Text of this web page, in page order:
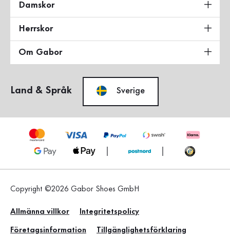
Damskor
Herrskor
Om Gabor
Land & Språk Sverige
Copyright ©2026 Gabor Shoes GmbH
Allmänna villkor Integritetspolicy
Företagsinformation Tillgänglighetsförklaring